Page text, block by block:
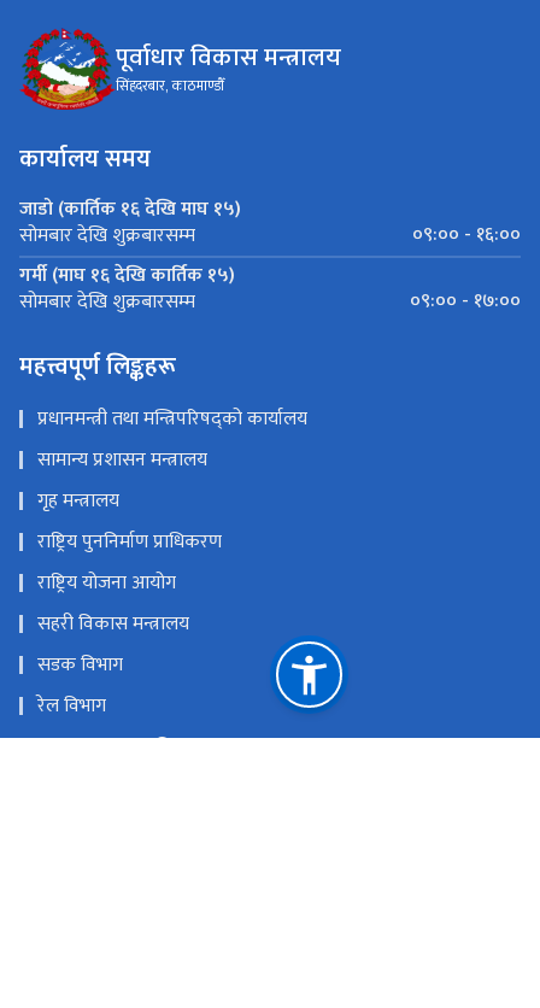
पूर्वाधार विकास मन्त्रालय
सिंहदरबार, काठमाण्डौँ
कार्यालय समय
जाडो (कार्तिक १६ देखि माघ १५)
सोमबार देखि शुक्रबारसम्म
०९:०० - १६:००
गर्मी (माघ १६ देखि कार्तिक १५)
सोमबार देखि शुक्रबारसम्म ०९:०० - १७:००
महत्त्वपूर्ण लिङ्कहरू
प्रधानमन्त्री तथा मन्त्रिपरिषद्को कार्यालय
सामान्य प्रशासन मन्त्रालय
गृह मन्त्रालय
राष्ट्रिय पुननिर्माण प्राधिकरण
राष्ट्रिय योजना आयोग
सहरी विकास मन्त्रालय
सडक विभाग
रेल विभाग
यातायात व्यवस्था विभाग